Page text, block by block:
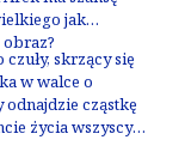
jak
skrzący się
w walce o
cząstkę
życia wszyscy